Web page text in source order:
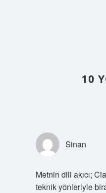
10
Sinan
Metnin dili akıcı;
teknik yönleriyle